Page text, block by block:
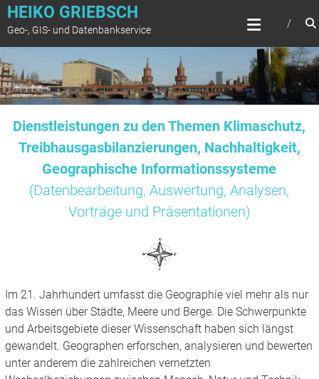
Zum
springen
HEIKO GRIEBSCH
Geo-, GIS- und Datenbankservice
Dienstleistungen zu den Themen Klimaschutz,
Treibhausgasbilanzierungen, Nachhaltigkeit,
Geographische Informationssysteme
(Datenbearbeitung, Auswertung, Analysen,
Vorträge und Präsentationen)
Im 21. Jahrhundert umfasst die Geographie viel mehr als nur
das Wissen über Städte, Meere und Berge. Die Schwerpunkte
und Arbeitsgebiete dieser Wissenschaft haben sich längst
gewandelt. Geographen erforschen, analysieren und bewerten
unter anderem die zahlreichen vernetzten